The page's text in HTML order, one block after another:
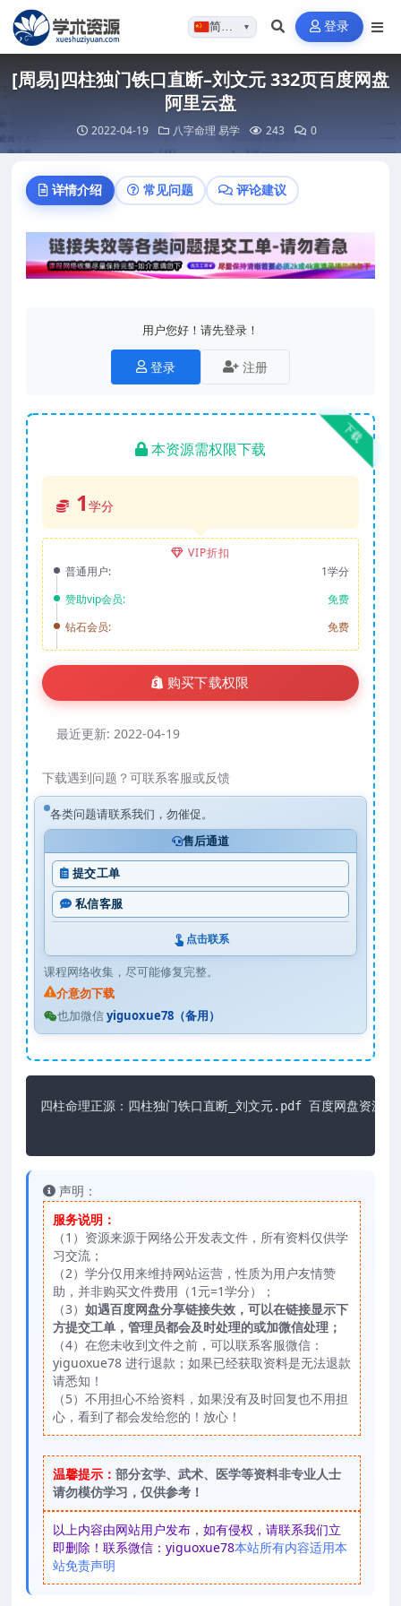
简体…▼ 登录
[周易]四柱独门铁口直断–刘文元 332页百度网盘
阿里云盘
2022-04-19 八字命理 易学 243 0
详情介绍 常见问题 评论建议
用户您好！请先登录！
登录 注册
下载
本资源需权限下载
1 学分
VIP折扣
普通用户:
1学分
赞助vip会员:
免费
钻石会员:
免费
购买下载权限
最近更新: 2022-04-19
下载遇到问题？可联系客服或反馈
各类问题请联系我们，勿催促。
售后通道
提交工单
私信客服
点击联系
课程网络收集，尽可能修复完整。
介意勿下载
也加微信yiguoxue78（备用）
四柱命理正源：四柱独门铁口直断_刘文元.pdf 百度网盘资源下
声明：
服务说明：
（1）资源来源于网络公开发表文件，所有资料仅供学
习交流；
（2）学分仅用来维持网站运营，性质为用户友情赞
助，并非购买文件费用（1元=1学分）；
（3） 如遇百度网盘分享链接失效，可以在链接显示下
方提交工单，管理员都会及时处理的或加微信处理；
（4）在您未收到文件之前，可以联系客服微信：
yiguoxue78 进行退款；如果已经获取资料是无法退款
请悉知！
（5）不用担心不给资料，如果没有及时回复也不用担
心，看到了都会发给您的！放心！
温馨提示： 部分玄学、武术、医学等资料非专业人士
请勿模仿学习，仅供参考！
以上内容由网站用户发布，如有侵权，请联系我们立
即删除！联系微信：yiguoxue78本站所有内容适用本
站免责声明